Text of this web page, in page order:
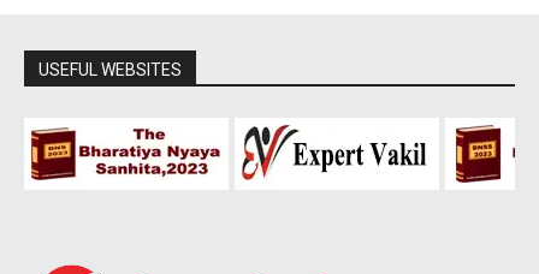
USEFUL WEBSITES